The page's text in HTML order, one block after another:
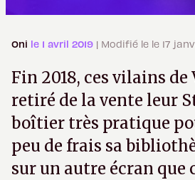
Oni le 1 avril 2019 | Modifié le le 17
Fin 2018, ces vilains de
retiré de la vente leur
boîtier très pratique
peu de frais sa
sur un autre écran que